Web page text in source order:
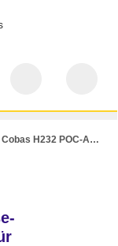
Roch Cobas H232 POC-Analyse-System HBM4 Basis Version für Kardirale Marker